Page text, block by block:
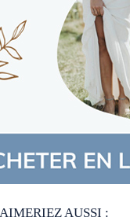
AUSSI :